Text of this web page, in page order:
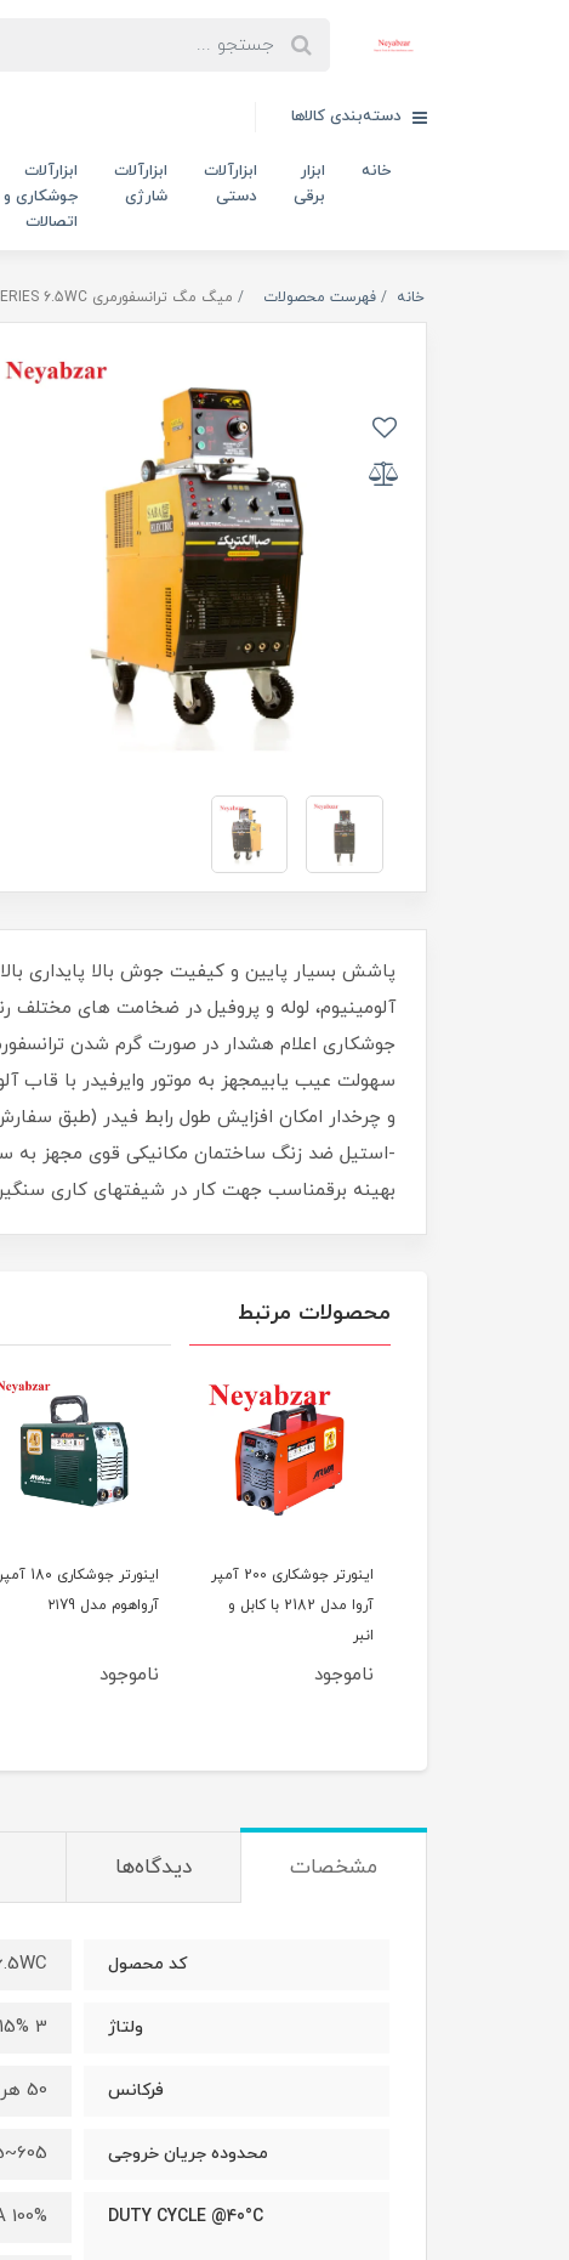
دسته‌بندی کالاها
خانه
ابزار
برقی
ابزارآلات
دستی
ابزارآلات
شارژی
ابزارآلات
جوشکاری و
اتصالات
خانه فهرست محصولات میگ مگ ترانسفورمری POWER-MIG-SERIES 6.5WC صبا الکتریک
پاشش بسیار پایین و کیفیت جوش بالا پایداری
جوشکاری اعلام هشدار در صورت گرم شدن
-استیل ضد زنگ ساختمان مکانیکی قوی مجهز
بهینه برقمناسب جهت کار در شیفتهای کاری
محصولات مرتبط
اینورتر جوشکاری 200 آمپر
آروا مدل 2182 با کابل و
انبر
ناموجود
اینورتر جوشکاری 18۰ آمپر
آرواهوم مدل ۲۱79
ناموجود
مشخصات دیدگاه‌ها
کد محصول
ولتاژ 3 Phase 380V±15%
فرکانس 50 هرتز
محدوده جریان خروجی 605~35 آمپر
DUTY CYCLE @40°C
100%